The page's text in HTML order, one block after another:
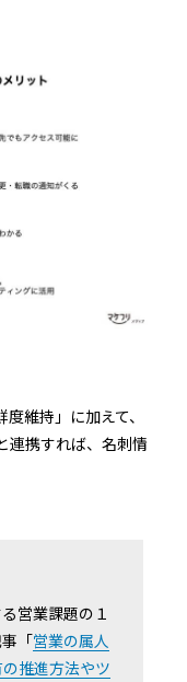
維持」に加えて、
連携すれば、名刺情
営業課題の１
「営業の属人
推進方法やツ